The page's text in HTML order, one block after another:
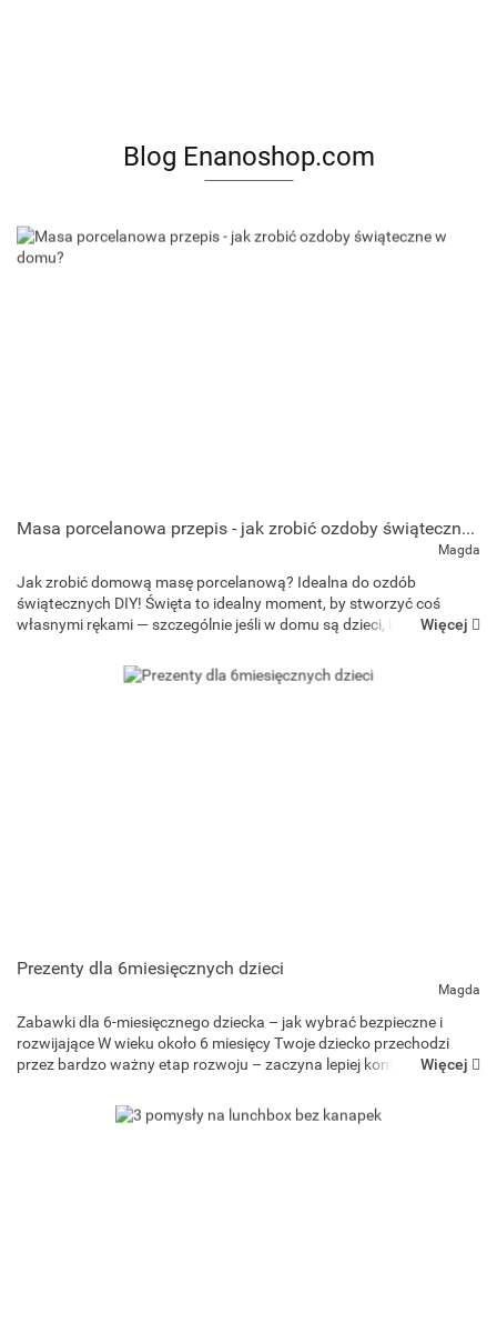
Art and Play
Blog Enanoshop.com
Masa porcelanowa przepis - jak zrobić ozdoby świąteczne w domu?
Magda
Jak zrobić domową masę porcelanową? Idealna do ozdób
świątecznych DIY! Święta to idealny moment, by stworzyć coś
własnymi rękami — szczególnie jeśli w domu są dzieci, któreWięcej
Prezenty dla 6miesięcznych dzieci
Magda
Zabawki dla 6-miesięcznego dziecka – jak wybrać bezpieczne i
rozwijające W wieku około 6 miesięcy Twoje dziecko przechodzi
przez bardzo ważny etap rozwoju – zaczyna lepiej kontrolować
Więcej